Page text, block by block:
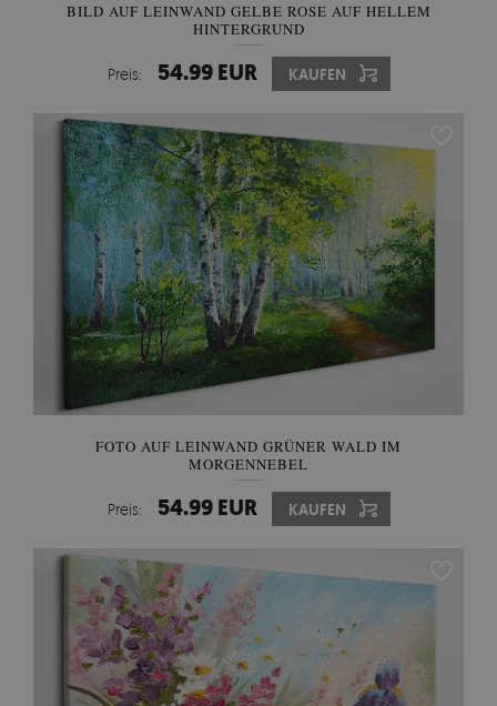
BILD AUF LEINWAND GELBE ROSE AUF HELLEM
HINTERGRUND
Preis: 54.99 EUR KAUFEN
FOTO AUF LEINWAND GRÜNER WALD IM
MORGENNEBEL
Preis: 54.99 EUR KAUFEN